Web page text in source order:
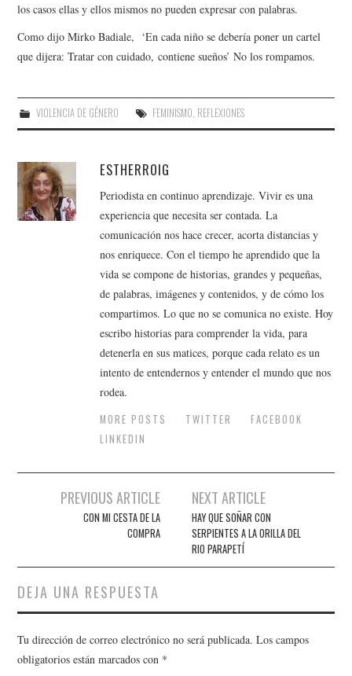
los casos ellas y ellos mismos no pueden expresar con palabras.
Como dijo Mirko Badiale, ‘En cada niño se debería poner un cartel
que dijera: Tratar con cuidado, contiene sueños’ No los rompamos.
VIOLENCIA DE GÉNERO FEMINISMO REFLEXIONES
ESTHERROIG
Periodista en continuo aprendizaje. Vivir es una
experiencia que necesita ser contada. La
comunicación nos hace crecer, acorta distancias y
nos enriquece. Con el tiempo he aprendido que la
vida se compone de historias, grandes y pequeñas,
de palabras, imágenes y contenidos, y de cómo los
compartimos. Lo que no se comunica no existe. Hoy
escribo historias para comprender la vida, para
detenerla en sus matices, porque cada relato es un
intento de entendernos y entender el mundo que nos
rodea.
MORE POSTS
TWITTER
FACEBOOK
LINKEDIN
Navegación
PREVIOUS ARTICLE
CON MI CESTA DE LA
COMPRA
NEXT ARTICLE
HAY QUE SOÑAR CON
SERPIENTES A LA ORILLA DEL
RIO PARAPETÍ
DEJA UNA RESPUESTA
Tu dirección de correo electrónico no será publicada. Los campos
obligatorios están marcados con *